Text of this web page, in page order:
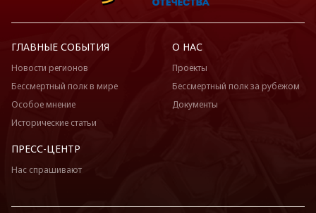
ГЛАВНЫЕ СОБЫТИЯ
Новости регионов
Бессмертный полк в мире
Особое мнение
Исторические статьи
О НАС
Проекты
Бессмертный полк за рубежом
Документы
ПРЕСС-ЦЕНТР
Нас спрашивают